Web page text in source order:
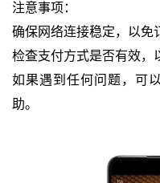
注意事项：
确保网络连接稳定，以免
检查支付方式是否有效，
如果遇到任何问题，可
助。